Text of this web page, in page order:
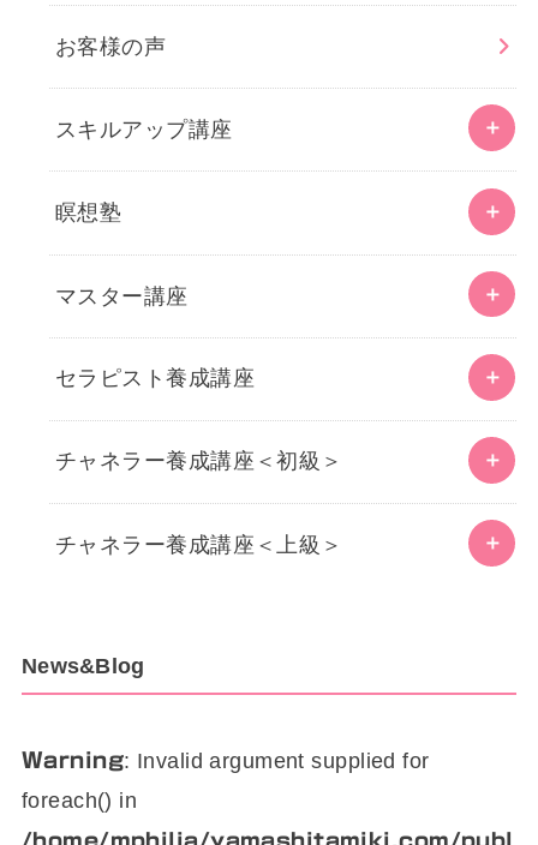
お客様の声
スキルアップ講座
瞑想塾
マスター講座
セラピスト養成講座
チャネラー養成講座＜初級＞
チャネラー養成講座＜上級＞
News&Blog
Warning: Invalid argument supplied for
foreach() in